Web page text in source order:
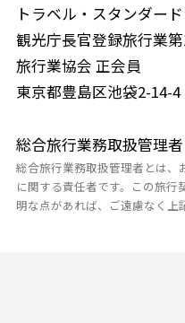
トラベル・スタンダー
観光庁長官登録旅行業
旅行業協会 正会員
東京都豊島区池袋2-14-
総合旅行業務取扱管理
総合旅行業務取扱管理者とは、
に関する責任者です。この旅
明な点があれば、ご遠慮なく上